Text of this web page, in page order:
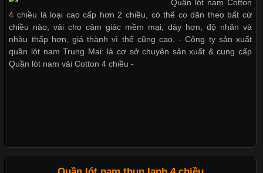
Cập nhật 2026-05-20 14:58:56
Vải thun là một trong những chất liệu được sử dụng rộng rãi
nhất trong ngành thời trang nhờ đặc tính co giãn, mềm mại và
thoải mái khi mặc. Từ áo thun, đồ thể thao cho đến đồ lót nam,
vải thun luôn đóng vai trò quan trọng trong quá trình sản xuất.
Cập nhật 2026-05-09 15:58:23
Những mẩu quần lót nam thông dụng hiện nay
Bộ sưu tập quần lót nam Boxer TpHCM
Quần lót nam Cotton
4 chiều là loại cao cấp hơn 2 chiều, có thể co dãn theo bất cứ
chiều nào, vải cho cảm giác mềm mại, dày hơn, độ nhăn và
nhàu thấp hơn, giá thành vì thế cũng cao. - Công ty sản xuất
quần lót nam Trung Mai: là cơ sở chuyên sản xuất & cung cấp
Quần lót nam vải Cotton 4 chiều -